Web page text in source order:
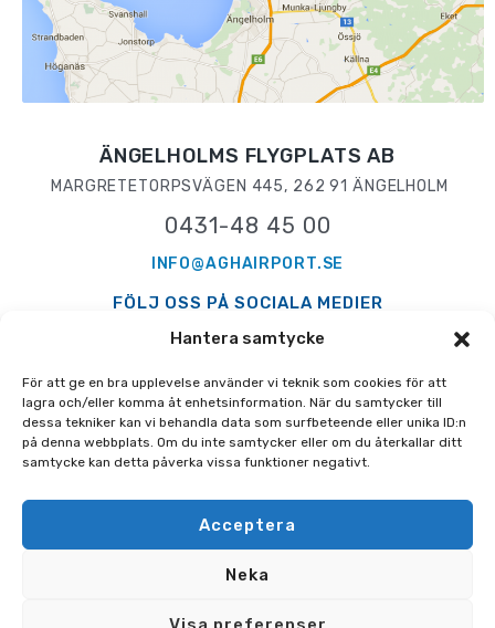
Hantera samtycke
För att ge en bra upplevelse använder vi teknik som cookies för att
lagra och/eller komma åt enhetsinformation. När du samtycker till
dessa tekniker kan vi behandla data som surfbeteende eller unika ID:n
på denna webbplats. Om du inte samtycker eller om du återkallar ditt
samtycke kan detta påverka vissa funktioner negativt.
Acceptera
Neka
ÄNGELHOLMS FLYGPLATS AB
MARGRETETORPSVÄGEN 445, 262 91 ÄNGELHOLM
0431-48 45 00
INFO@AGHAIRPORT.SE
FÖLJ OSS PÅ SOCIALA MEDIER
PRESS GDPR AVIATION INFO